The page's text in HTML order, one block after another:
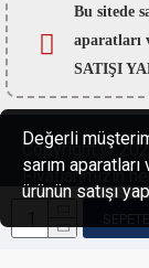
Bu sitede
aparatları
SATIŞI
Copyright ©
Fiyatlarımızın
Değerli
sarım
ürünün satışı